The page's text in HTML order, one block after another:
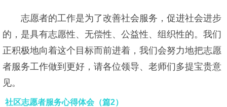
志愿者的工作是为了改善社会服务，促进社会进步
的，是具有志愿性、无偿性、公益性、组织性的。我们
正积极地向着这个目标而前进着，我们会努力地把志愿
者服务工作做到更好，请各位领导、老师们多提宝贵意
见。
社区志愿者服务心得体会（篇2）